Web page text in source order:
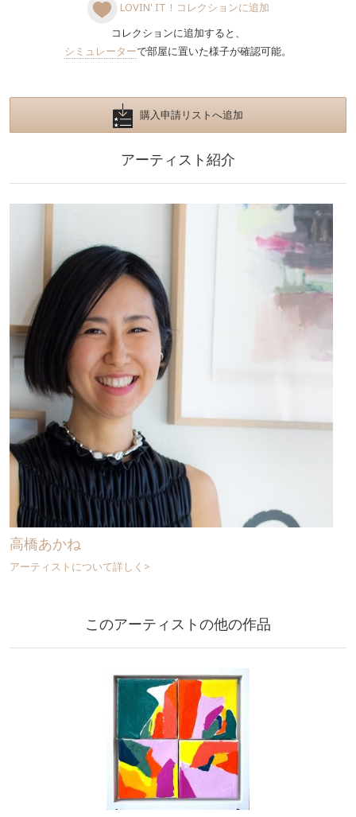
LOVIN' IT！コレクションに追加
コレクションに追加すると、
シミュレーターで部屋に置いた様子が確認可能。
購入申請リストへ追加
アーティスト紹介
高橋あかね
アーティストについて詳しく>
このアーティストの他の作品